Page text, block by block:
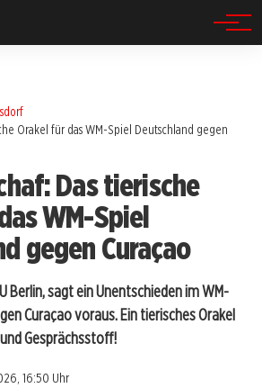
Orakel für das WM-Spiel Deutschland gegen
Das tierische
WM-Spiel
gegen Curaçao
Berlin, sagt ein Unentschieden im WM-
Curaçao voraus. Ein tierisches Orakel
Gesprächsstoff!
16:50 Uhr